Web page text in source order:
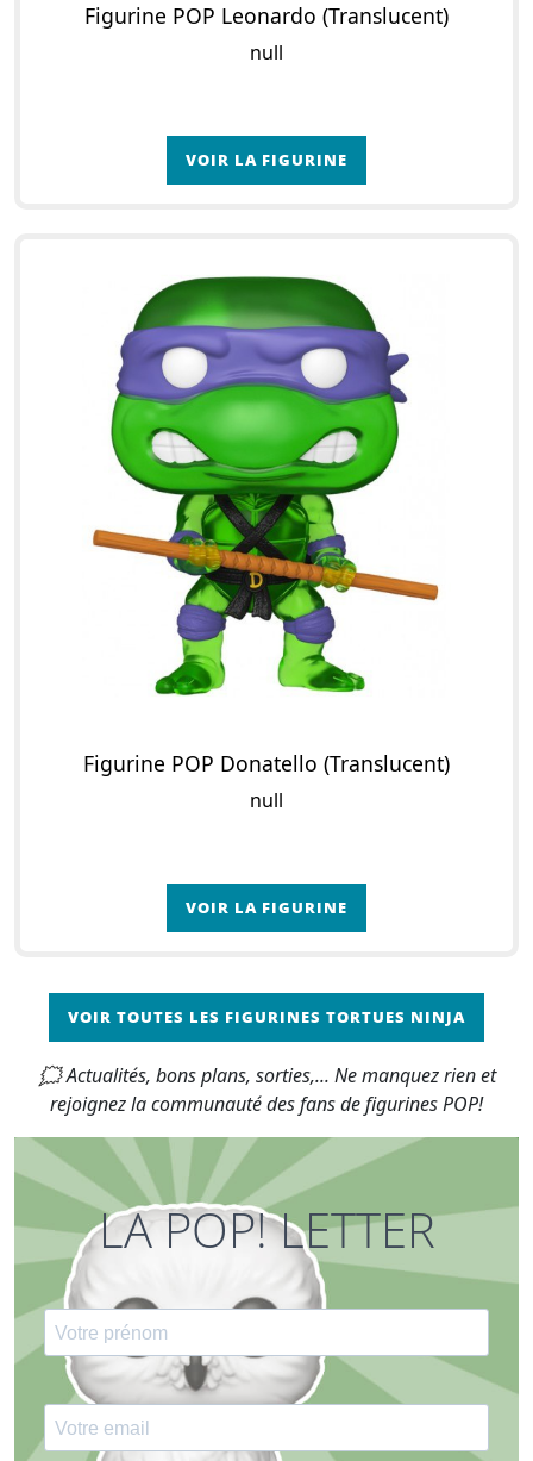
Figurine POP Leonardo (Translucent)
null
VOIR LA FIGURINE
Figurine POP Donatello (Translucent)
null
VOIR LA FIGURINE
VOIR TOUTES LES FIGURINES TORTUES NINJA
🗯 Actualités, bons plans, sorties,... Ne manquez rien et
rejoignez la communauté des fans de figurines POP!
LA POP! LETTER